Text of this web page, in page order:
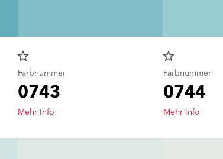
star_border
Farbnummer
0743
Mehr Info
star_border
Farbnummer
0744
Mehr Info